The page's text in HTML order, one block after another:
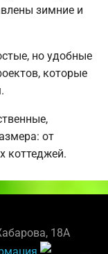
зимние и
но удобные
которые
от
коттеджей.
18А